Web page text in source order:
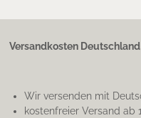
Versandkosten Deutschland
Wir versenden mit
kostenfreier Versand ab